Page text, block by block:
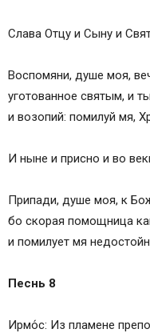
Слава Отцу и Сыну и
Воспомяни, душе моя,
уготованное святым, и
и возопий: помилуй мя,
И ныне и присно и во
Припади, душе моя, к
бо скорая помощница
и помилует мя
Песнь 8
Ирмо́с: Из пламене